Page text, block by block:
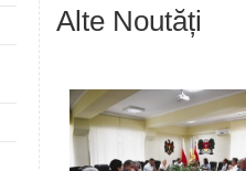
Alte Noutăți